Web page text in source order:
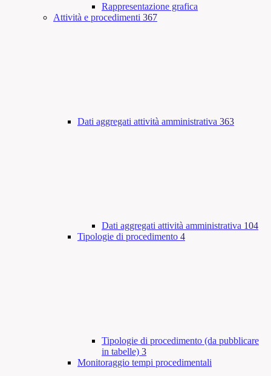
Rappresentazione grafica
Attività e procedimenti 367
Dati aggregati attività amministrativa 363
Dati aggregati attività amministrativa 104
Tipologie di procedimento 4
Tipologie di procedimento (da pubblicare
in tabelle) 3
Monitoraggio tempi procedimentali